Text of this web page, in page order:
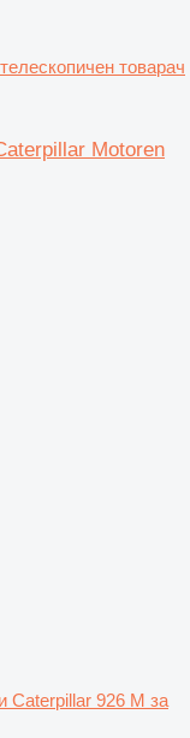
товарач
Motoren
Caterpillar 926 M за